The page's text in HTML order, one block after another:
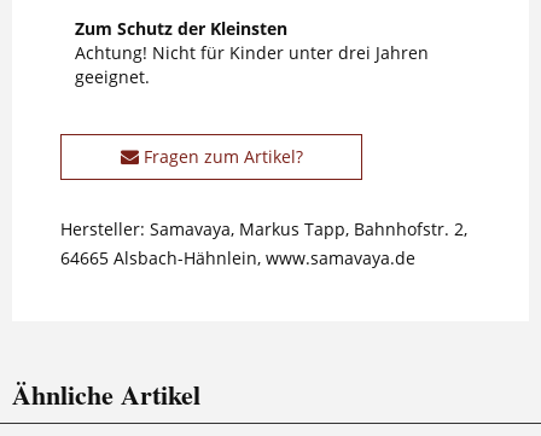
Zum Schutz der Kleinsten
Achtung! Nicht für Kinder unter drei Jahren
geeignet.
Fragen zum Artikel?
Hersteller: Samavaya, Markus Tapp, Bahnhofstr. 2,
64665 Alsbach-Hähnlein, www.samavaya.de
Ähnliche Artikel